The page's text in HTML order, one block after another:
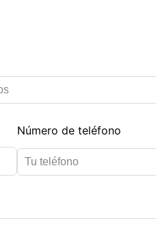
Número de teléfono